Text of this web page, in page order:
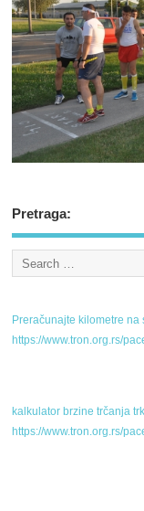
Pretraga:
Preračunajte kilometre
https://www.tron.org.rs/
kalkulator brzine trčanja
https://www.tron.org.rs/